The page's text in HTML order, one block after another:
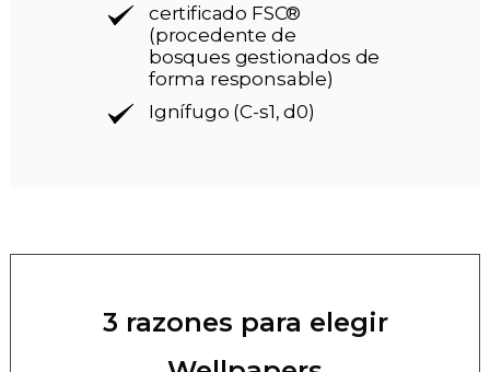
certificado FSC®
(procedente de
bosques gestionados de
forma responsable)
Ignífugo (C-s1, d0)
3 razones para elegir